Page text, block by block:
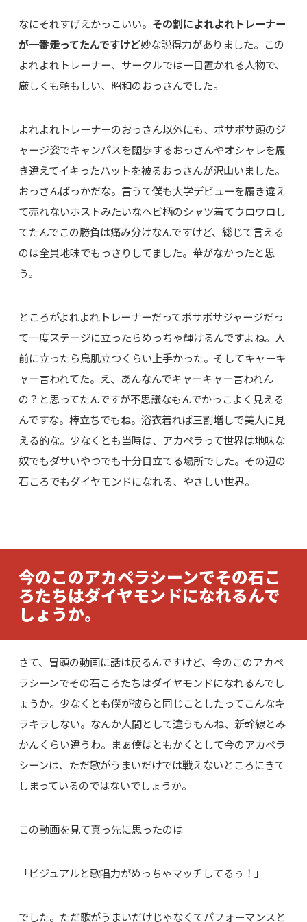
なにそれすげえかっこいい。 その割によれよれトレーナー
が一番走ってたんですけど妙な説得力がありました。この
よれよれトレーナー、サークルでは一目置かれる人物で、
厳しくも頼もしい、昭和のおっさんでした。
よれよれトレーナーのおっさん以外にも、ボサボサ頭のジ
ャージ姿でキャンパスを闊歩するおっさんやオシャレを履
き違えてイキったハットを被るおっさんが沢山いました。
おっさんばっかだな。言うて僕も大学デビューを履き違え
て売れないホストみたいなヘビ柄のシャツ着てウロウロし
てたんでこの勝負は痛み分けなんですけど、総じて言える
のは全員地味でもっさりしてました。華がなかったと思
う。
ところがよれよれトレーナーだってボサボサジャージだっ
て一度ステージに立ったらめっちゃ輝けるんですよね。人
前に立ったら鳥肌立つくらい上手かった。そしてキャーキ
ャー言われてた。え、あんなんでキャーキャー言われん
の？と思ってたんですが不思議なもんでかっこよく見える
んですな。棒立ちでもね。浴衣着れば三割増しで美人に見
える的な。少なくとも当時は、アカペラって世界は地味な
奴でもダサいやつでも十分目立てる場所でした。その辺の
石ころでもダイヤモンドになれる、やさしい世界。
今のこのアカペラシーンでその石こ
ろたちはダイヤモンドになれるんで
しょうか。
さて、冒頭の動画に話は戻るんですけど、今のこのアカペ
ラシーンでその石ころたちはダイヤモンドになれるんでし
ょうか。少なくとも僕が彼らと同じことしたってこんなキ
ラキラしない。なんか人間として違うもんね、新幹線とみ
かんくらい違うわ。まぁ僕はともかくとして今のアカペラ
シーンは、ただ歌がうまいだけでは戦えないところにきて
しまっているのではないでしょうか。
この動画を見て真っ先に思ったのは
「ビジュアルと歌唱力がめっちゃマッチしてるぅ！」
でした。ただ歌がうまいだけじゃなくてパフォーマンスと